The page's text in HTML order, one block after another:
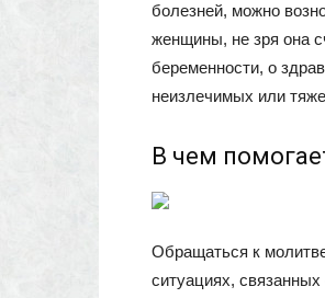
болезней, можно
женщины, не зря она
беременности, о
неизлечимых или
В чем
Обращаться к
ситуациях,